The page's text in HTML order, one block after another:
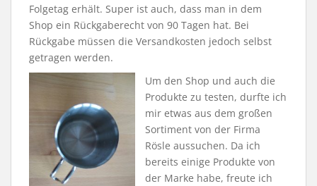
Folgetag erhält. Super ist auch, dass man in dem
Shop ein Rückgaberecht von 90 Tagen hat. Bei
Rückgabe müssen die Versandkosten jedoch selbst
getragen werden.
Um den Shop und auch die
Produkte zu testen, durfte ich
mir etwas aus dem großen
Sortiment von der Firma
Rösle aussuchen. Da ich
bereits einige Produkte von
der Marke habe, freute ich